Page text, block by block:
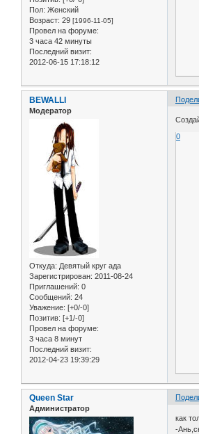
Пол: Женский
Возраст: 29 [1996-11-05]
Провел на форуме:
3 часа 42 минуты
Последний визит:
2012-06-15 17:18:12
BEWALLI
Модератор
Откуда: Девятый круг ада
Зарегистрирован: 2011-08-24
Приглашений: 0
Сообщений: 24
Уважение: [+0/-0]
Позитив: [+1/-0]
Провел на форуме:
3 часа 8 минут
Последний визит:
2012-04-23 19:39:29
0
Queen Star
Администратор
как
-